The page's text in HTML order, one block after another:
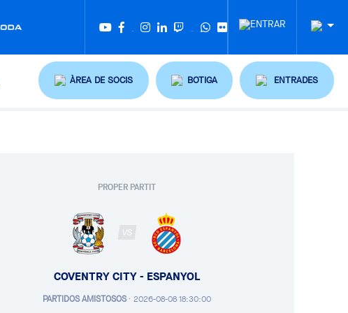
ÀREA DE SOCIS BOTIGA ENTRADES
PROPER PARTIT
VS
COVENTRY CITY - ESPANYOL
PARTIDOS AMISTOSOS· 2026-08-08 18:30:00